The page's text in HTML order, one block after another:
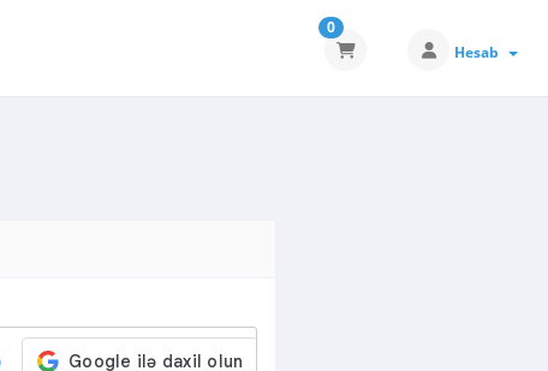
0
Hesab